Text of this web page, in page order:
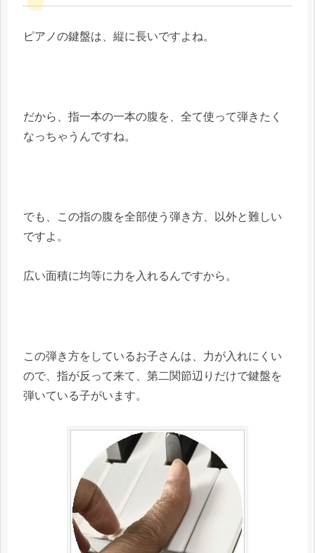
ピアノの鍵盤は、縦に長いですよね。
だから、指一本の一本の腹を、全て使って弾きたく
なっちゃうんですね。
でも、この指の腹を全部使う弾き方、以外と難しい
ですよ。
広い面積に均等に力を入れるんですから。
この弾き方をしているお子さんは、力が入れにくい
ので、指が反って来て、第二関節辺りだけで鍵盤を
弾いている子がいます。